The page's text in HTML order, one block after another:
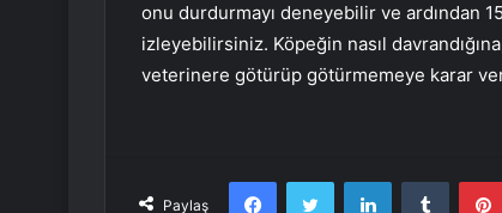
onu durdurmayı deneyebilir ve ardından
izleyebilirsiniz. Köpeğin nasıl
veterinere götürüp götürmemeye karar
Paylaş
FacebookTwitter LinkedInTumblr